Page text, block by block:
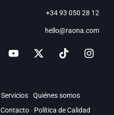
+34 93 050 28 12
hello@raona.com
Servicios
Quiénes somos
Contacto
Política de Calidad